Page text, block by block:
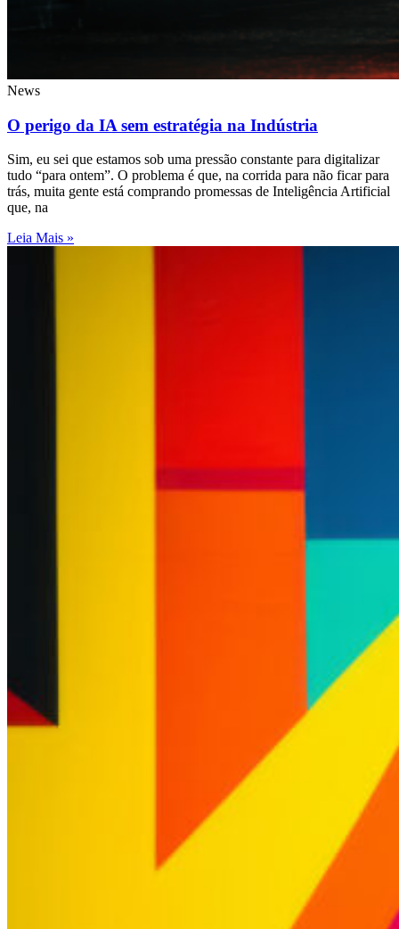
News
O perigo da IA sem estratégia na Indústria
Sim, eu sei que estamos sob uma pressão constante para digitalizar
tudo “para ontem”. O problema é que, na corrida para não ficar para
trás, muita gente está comprando promessas de Inteligência Artificial
que, na
Leia Mais »